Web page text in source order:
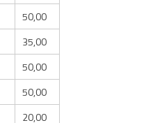
50,00
35,00
50,00
50,00
20,00